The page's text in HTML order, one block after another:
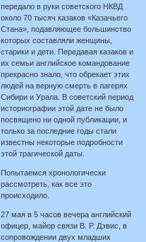
передало в руки советского НКВД
около 70 тысяч казаков «Казачьего
Стана», подавляющее большинство
которых составляли женщины,
старики и дети. Передавая казаков и
их семьи английское командование
прекрасно знало, что обрекает этих
людей на верную смерть в лагерях
Сибири и Урала. В советский период
историографии этой дате не было
посвящено ни одной публикации, и
только за последние годы стали
известны некоторые подробности
этой трагической даты.
Попытаемся хронологически
рассмотреть, как все это
происходило.
27 мая в 5 часов вечера английский
офицер, майор связи В. Р. Дэвис, в
сопровождении двух младших